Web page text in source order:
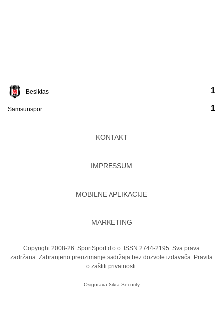
Besiktas
Samsunspor
1
1
KONTAKT
IMPRESSUM
MOBILNE APLIKACIJE
MARKETING
Copyright 2008-26. SportSport d.o.o. ISSN 2744-2195. Sva prava
zadržana. Zabranjeno preuzimanje sadržaja bez dozvole izdavača. Pravila
o zaštiti privatnosti.
Osigurava Sikra Security